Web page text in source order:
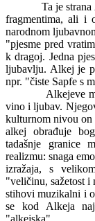
Ta je
fragmentima, ali i
narodnom
"pjesme pred
k dragoj. Jedna
ljubavlju. Alkej je
npr. "čiste Sapfe s
Alkejeve
vino i ljubav.
kulturnom nivou on
alkej obrađuje
tadašnje granice
realizmu: snaga
izražaja, s
"veličinu, sažetost i
stihovi muzikalni i
se kod Alkeja
"alkejska".